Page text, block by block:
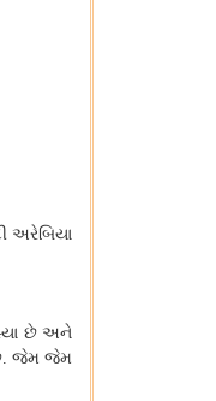
અરેબિયા
છે અને
. જેમ જેમ